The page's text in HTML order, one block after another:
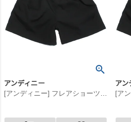
アンディニー アン